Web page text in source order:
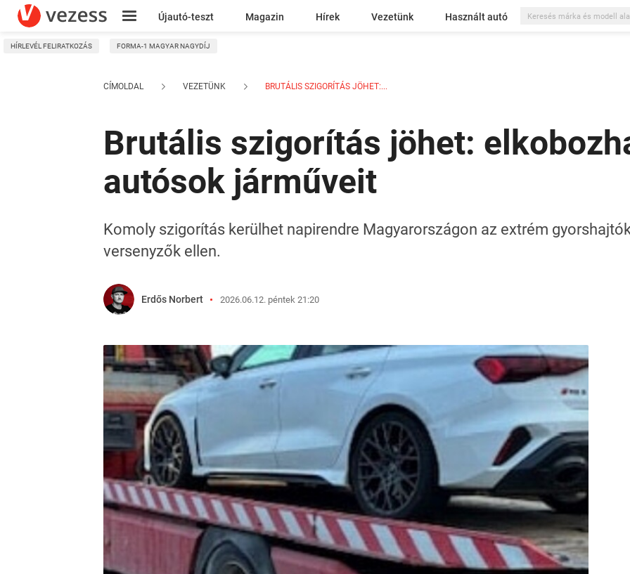
Újautó-teszt Magazin Hírek Vezetünk Használt autó
Kresz
HÍRLEVÉL FELIRATKOZÁS FORMA-1 MAGYAR NAGYDÍJ
CÍMOLDAL VEZETÜNK BRUTÁLIS SZIGORÍTÁS JÖHET:...
Brutális szigorítás jöhet:
autósok járműveit
Komoly szigorítás kerülhet napirendre Magyarországon az extrém
versenyzők ellen.
Erdős Norbert 2026.06.12. péntek 21:20